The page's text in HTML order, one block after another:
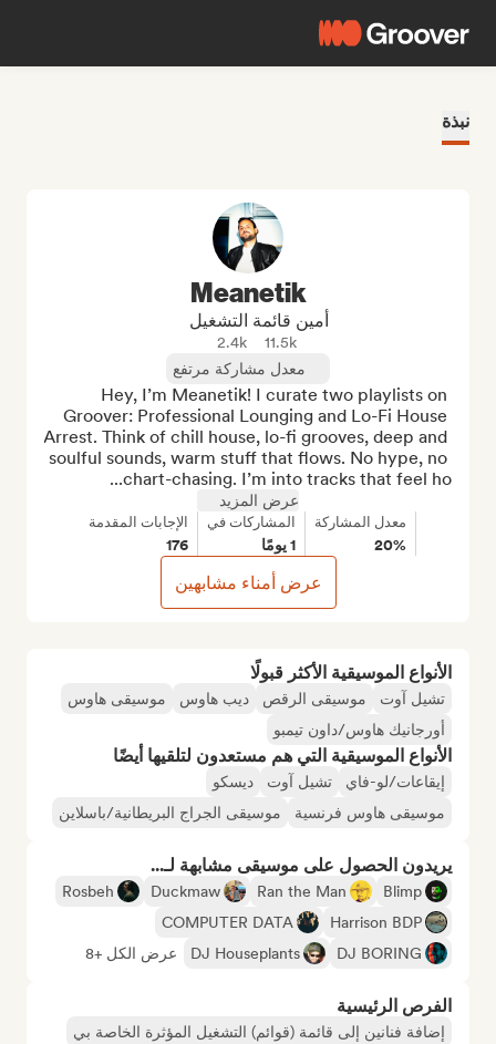
نبذة
الأنواع الموسيقية الأكثر قبولًا
تشيل آوت موسيقى الرقص ديب هاوس
موسيقى هاوس
أورجانيك هاوس/داون تيمبو
الأنواع الموسيقية التي هم مستعدون لتلقيها أيضًا
إيقاعات/لو-فاي تشيل آوت
ديسكو
موسيقى هاوس فرنسية
موسيقى الجراج البريطانية/باسلاين
يريدون الحصول على موسيقى مشابهة لـ...
Blimp
Ran the Man
Duckmaw
Rosbeh
Harrison BDP
COMPUTER DATA
DJ BORING
DJ Houseplants عرض الكل +8
الفرص الرئيسية
إضافة فنانين إلى قائمة (قوائم) التشغيل المؤثرة الخاصة بي
Meanetik
أمين قائمة التشغيل
11.5k
2.4k
معدل مشاركة مرتفع
Hey, I’m Meanetik! I curate two playlists on
Groover: Professional Lounging and Lo-Fi House
Arrest. Think of chill house, lo-fi grooves, deep and
soulful sounds, warm stuff that flows. No hype, no
chart-chasing. I’m into tracks that feel ho...
عرض المزيد
معدل المشاركة
20%
المشاركات في
1 يومًا
الإجابات المقدمة
176
عرض أمناء مشابهين